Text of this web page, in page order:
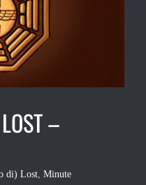
–
di) Lost, Minute